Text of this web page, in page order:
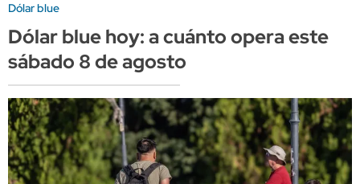
Dólar blue
Dólar blue hoy: a cuánto opera este
sábado 8 de agosto